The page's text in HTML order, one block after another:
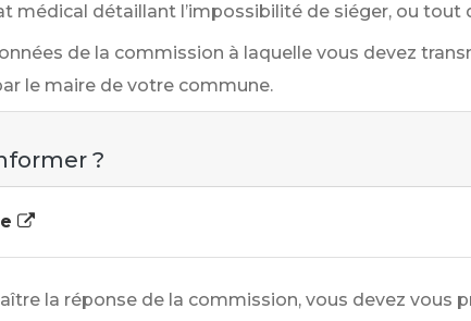
médical détaillant l’impossibilité de siéger, ou
de la commission à laquelle vous devez
le maire de votre commune.
?
la réponse de la commission, vous devez vous